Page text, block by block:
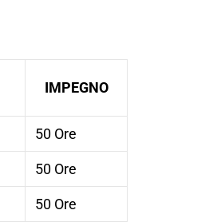
IMPEGNO
50 Ore
50 Ore
50 Ore